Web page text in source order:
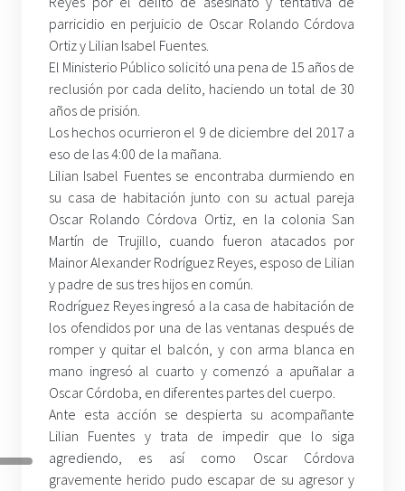
parricidio en perjuicio de Oscar Rolando Córdova
Ortiz y Lilian Isabel Fuentes.
El Ministerio Público solicitó una pena de 15 años de
reclusión por cada delito, haciendo un total de 30
años de prisión.
Los hechos ocurrieron el 9 de diciembre del 2017 a
eso de las 4:00 de la mañana.
Lilian Isabel Fuentes se encontraba durmiendo en
su casa de habitación junto con su actual pareja
Oscar Rolando Córdova Ortiz, en la colonia San
Martín de Trujillo, cuando fueron atacados por
Mainor Alexander Rodríguez Reyes, esposo de Lilian
y padre de sus tres hijos en común.
Rodríguez Reyes ingresó a la casa de habitación de
los ofendidos por una de las ventanas después de
romper y quitar el balcón, y con arma blanca en
mano ingresó al cuarto y comenzó a apuñalar a
Oscar Córdoba, en diferentes partes del cuerpo.
Ante esta acción se despierta su acompañante
Lilian Fuentes y trata de impedir que lo siga
agrediendo, es así como Oscar Córdova
gravemente herido pudo escapar de su agresor y